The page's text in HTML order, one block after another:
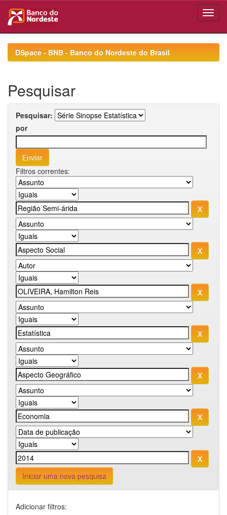
navigationDSpace - BNB - Banco do Nordeste do Brasil
Pesquisar
Pesquisar:
por
Filtros correntes:
Iniciar uma nova pesquisa
Adicionar filtros: